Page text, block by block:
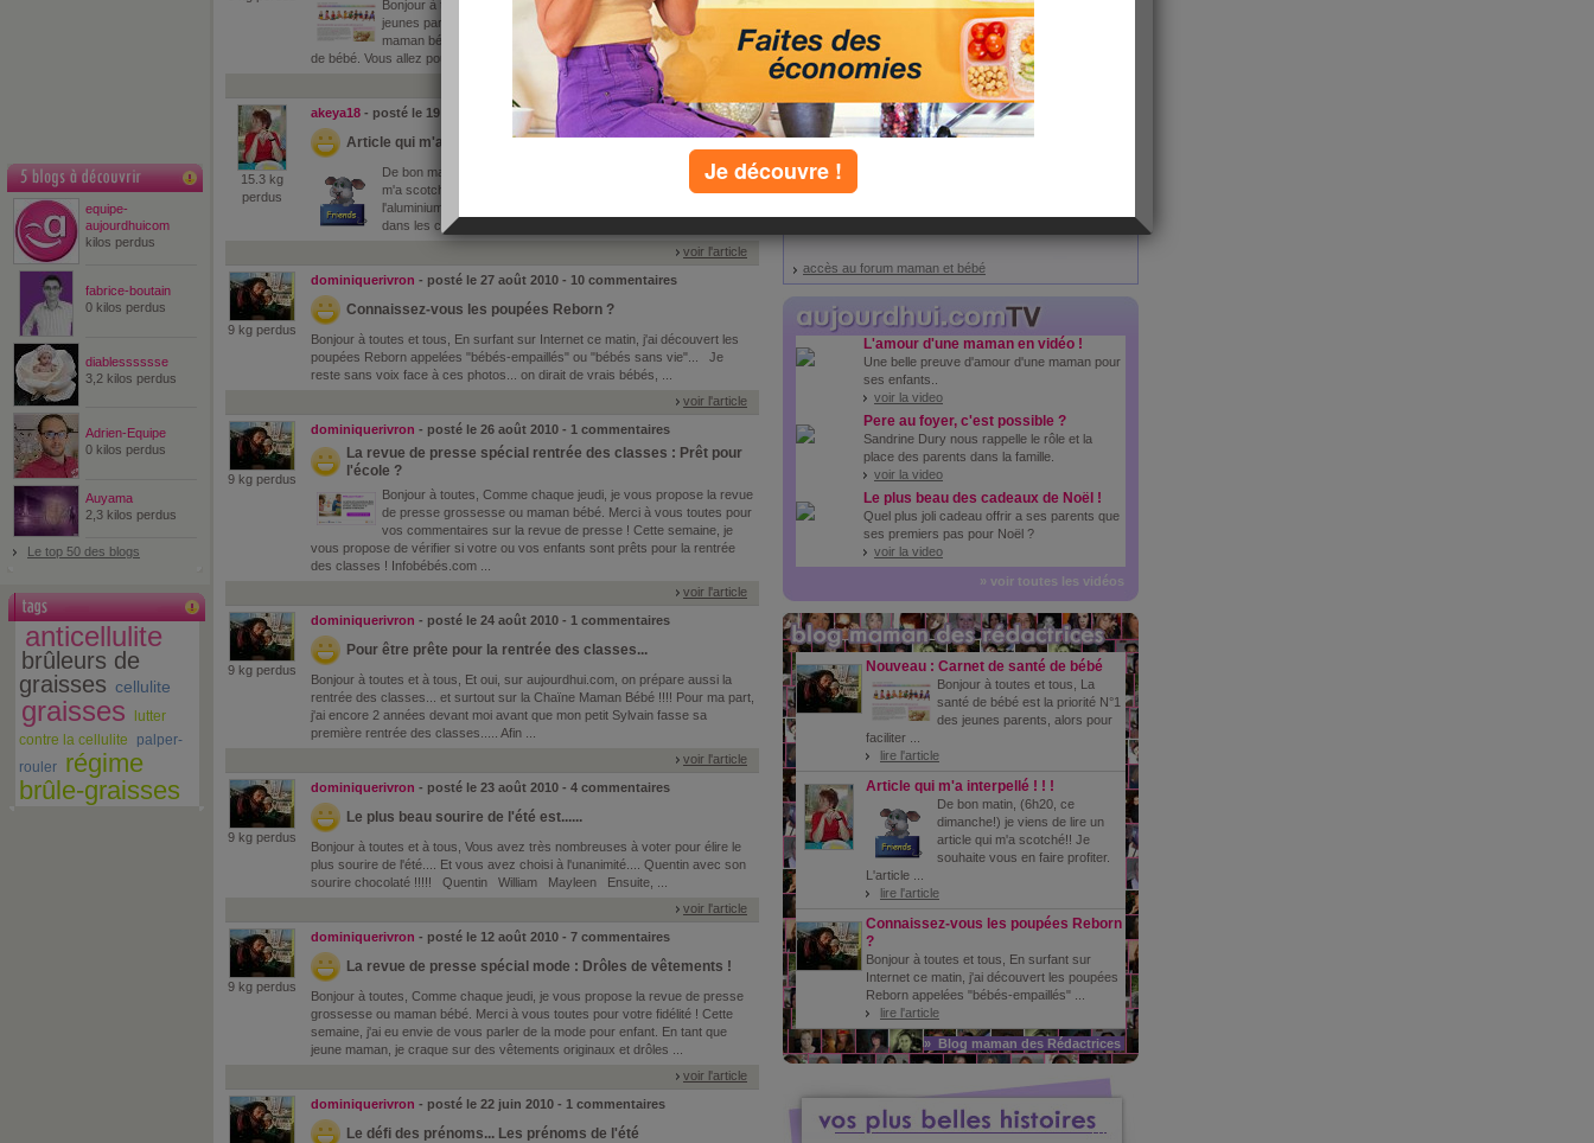
equipe-
aujourdhuicom
kilos perdus
fabrice-boutain
0 kilos perdus
diablesssssse
3,2 kilos perdus
Adrien-Equipe
0 kilos perdus
Auyama
2,3 kilos perdus
Le top 50 des blogs
anticellulite
brûleurs de
graisses cellulite
graisses
lutter
contre la cellulite
palper-
rouler régime
brûle-graisses
Bonjour à toutes et tous, La santé de bébé est la priorité N°1 des
jeunes parents, alors pour faciliter le suivi de votre bébé, l'équipe
maman bébé vous propose un nouvel outil : le carnet de santé
de bébé. Vous allez pouvoir suivre mois par ...
15.3 kg
perdus
akeya18 - posté le 19 septembre 2010 - 1 commentaires
Article qui m'a interpellé ! ! !
De bon matin, (6h20, ce dimanche!) je viens de lire un article qui
m'a scotché!! Je souhaite vous en faire profiter. L'article table sur
l'aluminium dans l'alimentation, dans les ustensiles de cuisine,
dans les capsules de café. Je cite : ...
voir l'article
9 kg perdus
dominiquerivron - posté le 27 août 2010 - 10 commentaires
Connaissez-vous les poupées Reborn ?
Bonjour à toutes et tous, En surfant sur Internet ce matin, j'ai découvert les
poupées Reborn appelées "bébés-empaillés" ou "bébés sans vie"... Je
reste sans voix face à ces photos... on dirait de vrais bébés, ...
voir l'article
9 kg perdus
dominiquerivron - posté le 26 août 2010 - 1 commentaires
La revue de presse spécial rentrée des classes : Prêt pour
l'école ?
Bonjour à toutes, Comme chaque jeudi, je vous propose la revue
de presse grossesse ou maman bébé. Merci à vous toutes pour
vos commentaires sur la revue de presse ! Cette semaine, je
vous propose de vérifier si votre ou vos enfants sont prêts pour la rentrée
des classes ! Infobébés.com ...
voir l'article
9 kg perdus
dominiquerivron - posté le 24 août 2010 - 1 commentaires
Pour être prête pour la rentrée des classes...
Bonjour à toutes et à tous, Et oui, sur aujourdhui.com, on prépare aussi la
rentrée des classes... et surtout sur la Chaïne Maman Bébé !!!! Pour ma part,
j'ai encore 2 années devant moi avant que mon petit Sylvain fasse sa
première rentrée des classes..... Afin ...
voir l'article
9 kg perdus
dominiquerivron - posté le 23 août 2010 - 4 commentaires
Le plus beau sourire de l'été est......
Bonjour à toutes et à tous, Vous avez très nombreuses à voter pour élire le
plus sourire de l'été.... Et vous avez choisi à l'unanimité.... Quentin avec son
sourire chocolaté !!!!! Quentin William Mayleen Ensuite, ...
voir l'article
9 kg perdus
dominiquerivron - posté le 12 août 2010 - 7 commentaires
La revue de presse spécial mode : Drôles de vêtements !
Bonjour à toutes, Comme chaque jeudi, je vous propose la revue de presse
grossesse ou maman bébé. Merci à vous toutes pour votre fidélité ! Cette
semaine, j'ai eu envie de vous parler de la mode pour enfant. En tant que
jeune maman, je craque sur des vêtements originaux et drôles ...
voir l'article
dominiquerivron - posté le 22 juin 2010 - 1 commentaires
Le défi des prénoms... Les prénoms de l'été
accès au forum maman et bébé
L'amour d'une maman en vidéo !
Une belle preuve d'amour d'une maman pour
ses enfants..
voir la video
Pere au foyer, c'est possible ?
Sandrine Dury nous rappelle le rôle et la
place des parents dans la famille.
voir la video
Le plus beau des cadeaux de Noël !
Quel plus joli cadeau offrir a ses parents que
ses premiers pas pour Noël ?
voir la video
» voir toutes les vidéos
Nouveau : Carnet de santé de bébé
Bonjour à toutes et tous, La
santé de bébé est la priorité N°1
des jeunes parents, alors pour
faciliter ...
lire l'article
Article qui m'a interpellé ! ! !
De bon matin, (6h20, ce
dimanche!) je viens de lire un
article qui m'a scotché!! Je
souhaite vous en faire profiter.
L'article ...
lire l'article
Connaissez-vous les poupées Reborn
?
Bonjour à toutes et tous, En surfant sur
Internet ce matin, j'ai découvert les poupées
Reborn appelées "bébés-empaillés" ...
lire l'article
» Blog maman des Rédactrices
Je découvre !